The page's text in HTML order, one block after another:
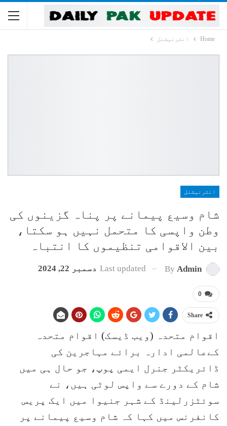
Home انٹرنیشنل
انٹرنیشنل
شام وسیع پیمانے پر پناہ گزینوں کی
وطن واپسی کا متحمل نہیں ہو سکتا،
بین الاقوامی تنظیموں کا انتباہ
By Admin
Last updated دسمبر 22, 2024
0
Share
اقوام متحدہ (ویب ڈیسک) اقوام متحدہ
کےعالمی ادارہ برائے مہاجرین کی
ڈائریکٹر جنرل ایمی پوپ، جو حال ہی میں
شام کے دورے سے واپس لوٹی ہیں، نے
سوئٹزرلینڈ کے شہر جنیوا میں ایک پریس
کانفرنس میں کہا کہ شام وسیع پیمانے پر